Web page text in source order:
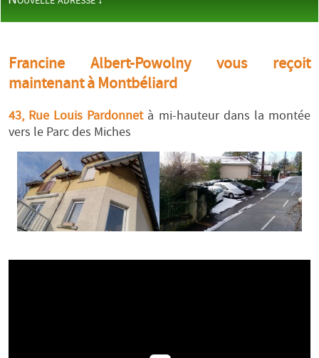
Francine Albert-Powolny vous reçoit
maintenant à Montbéliard
43, Rue Louis Pardonnetà mi-hauteur dans la montée
vers le Parc des Miches